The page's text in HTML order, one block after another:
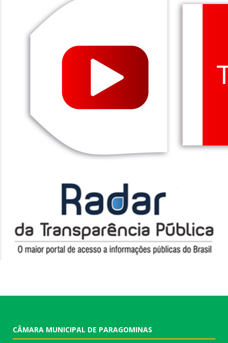
CÂMARA MUNICIPAL DE PARAGOMINAS